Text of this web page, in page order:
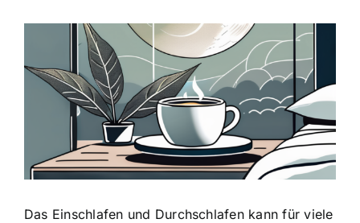
Bild
Das Einschlafen und Durchschlafen kann für viele